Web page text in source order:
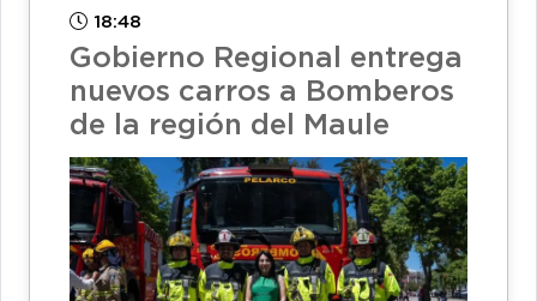
18:48
Gobierno Regional entrega
nuevos carros a Bomberos
de la región del Maule